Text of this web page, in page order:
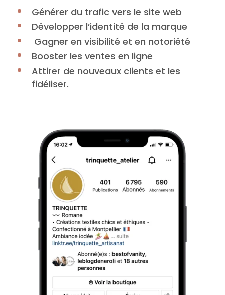
Générer du trafic vers le site web
Développer l’identité de la marque
Gagner en visibilité et en notoriété
Booster les ventes en ligne
Attirer de nouveaux clients et les
fidéliser.